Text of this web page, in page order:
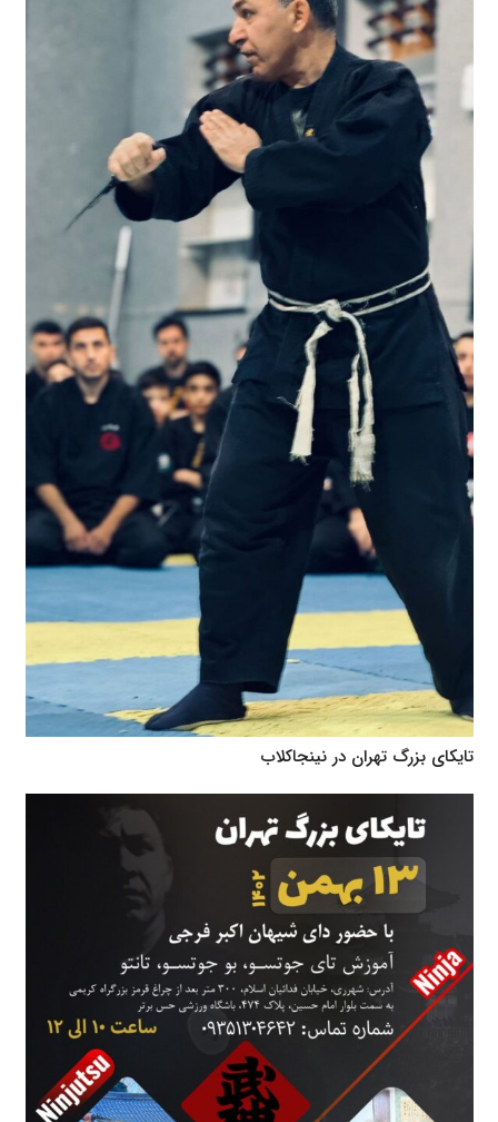
تایکای بزرگ تهران در نینجاکلاب